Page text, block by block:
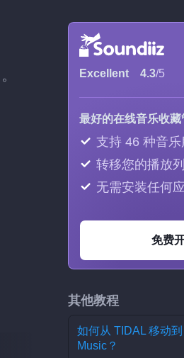
Excellent 4.3/5
最好的在线音乐收藏
支持 46 种音乐
转移您的播放
无需安装任何
免费
其他教程
如何从 TIDAL 移动
Music？